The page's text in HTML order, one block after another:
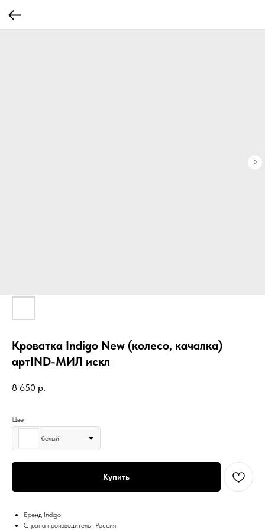
Кроватка Indigo New (колесо, качалка)
артIND-МИЛ искл
8 650 р.
Цвет
белый
Купить
Бренд Indigo
Страна производитель- Россия